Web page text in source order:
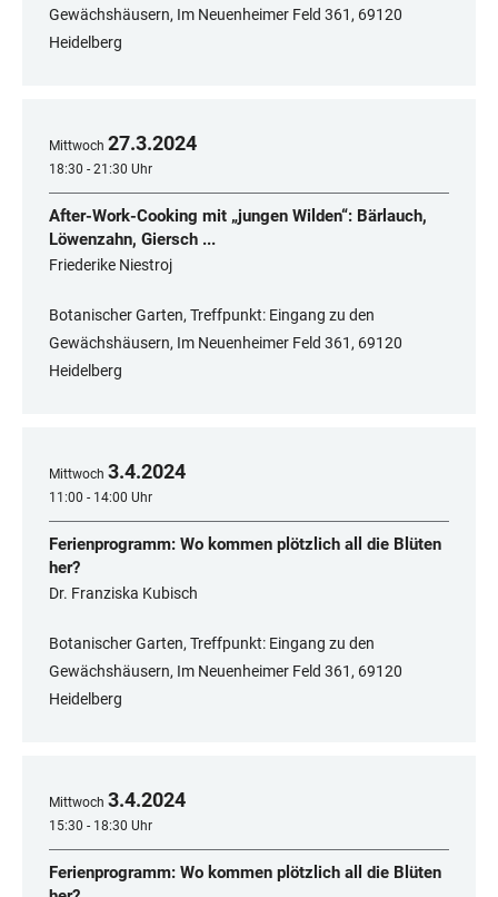
Gewächshäusern, Im Neuenheimer Feld 361, 69120
Heidelberg
Mittwoch 27.3.2024
18:30 - 21:30 Uhr
After-Work-Cooking mit „jungen Wilden“: Bärlauch,
Löwenzahn, Giersch ...
Friederike Niestroj
Botanischer Garten, Treffpunkt: Eingang zu den
Gewächshäusern, Im Neuenheimer Feld 361, 69120
Heidelberg
Mittwoch 3.4.2024
11:00 - 14:00 Uhr
Ferienprogramm: Wo kommen plötzlich all die Blüten
her?
Dr. Franziska Kubisch
Botanischer Garten, Treffpunkt: Eingang zu den
Gewächshäusern, Im Neuenheimer Feld 361, 69120
Heidelberg
Mittwoch 3.4.2024
15:30 - 18:30 Uhr
Ferienprogramm: Wo kommen plötzlich all die Blüten